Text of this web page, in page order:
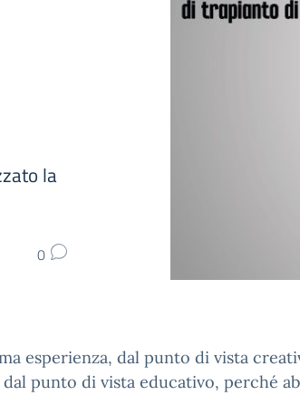
la
0
esperienza, dal punto di vista
punto di vista educativo, perché